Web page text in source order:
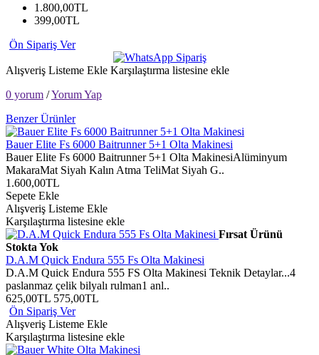
1.800,00TL
399,00TL
Ön Sipariş Ver
Alışveriş Listeme Ekle Karşılaştırma listesine ekle
0 yorum /Yorum Yap
Benzer Ürünler
Bauer Elite Fs 6000 Baitrunner 5+1 Olta Makinesi
Bauer Elite Fs 6000 Baitrunner 5+1 Olta MakinesiAlüminyum
MakaraMat Siyah Kalın Atma TeliMat Siyah G..
1.600,00TL
Sepete Ekle
Alışveriş Listeme Ekle
Karşılaştırma listesine ekle
Fırsat Ürünü
Stokta Yok
D.A.M Quick Endura 555 Fs Olta Makinesi
D.A.M Quick Endura 555 FS Olta Makinesi Teknik Detaylar...4
paslanmaz çelik bilyalı rulman1 anl..
625,00TL 575,00TL
Ön Sipariş Ver
Alışveriş Listeme Ekle
Karşılaştırma listesine ekle